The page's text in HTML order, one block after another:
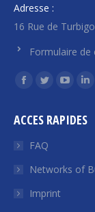
Adresse :
16 Rue de
Formulaire
Find us on:
Facebook
opens
window
Twitter
opens
in
window
opens
ACCES RAPIDES
FAQ
Networks of
Imprint